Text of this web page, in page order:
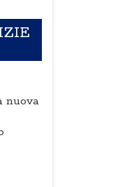
nuova